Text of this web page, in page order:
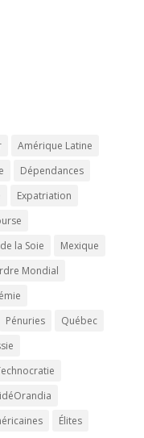
Amérique Latine
Dépendances
Expatriation
la Soie
Mexique
Mondial
Pénuries
Québec
Élites